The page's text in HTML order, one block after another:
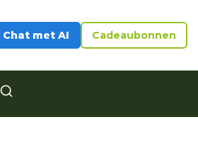
Chat met AI Cadeaubonnen